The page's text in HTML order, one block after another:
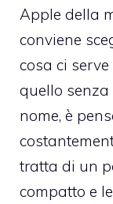
Apple della
conviene
cosa ci
quello senza
nome, è
tratta di un
compatto e